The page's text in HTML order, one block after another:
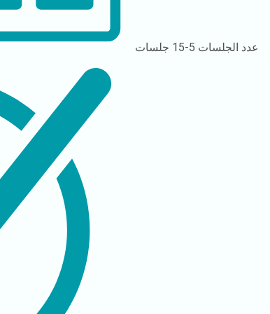
عدد الجلسات 5-15 جلسات